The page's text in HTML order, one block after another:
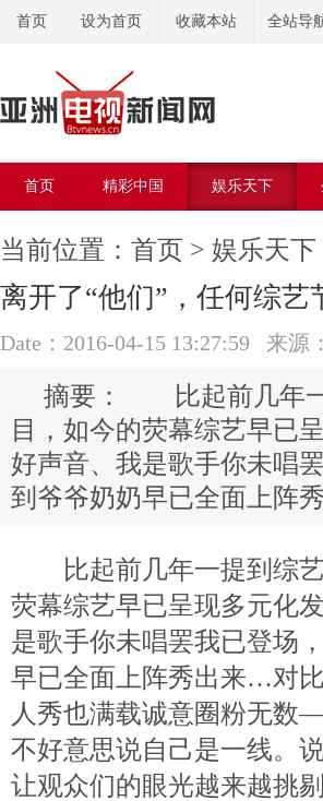
首页 设为首页 收藏本站 全站导
首页 精彩中国 娱乐天下
美容美体
当前位置： 首页 > 娱乐天下
离开了“他们”，任何综艺
Date：2016-04-15 13:27:59 来源
比起前几年一
目，如今的荧幕综艺早已
好声音、我是歌手你未唱
到爷爷奶奶早已全面上阵
比起前几年一提到综艺
荧幕综艺早已呈现多元化
是歌手你未唱罢我已登场
早已全面上阵秀出来…对
人秀也满载诚意圈粉无
不好意思说自己是一线。
让观众们的眼光越来越挑